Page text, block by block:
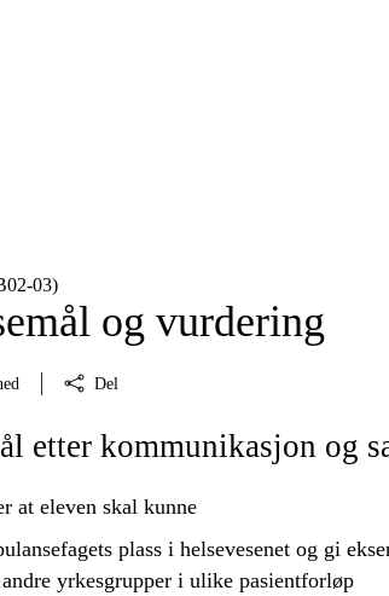
og vurdering
Del
etter kommunikasjon og
at eleven skal kunne
plass i helsevesenet og gi
yrkesgrupper i ulike pasientforløp